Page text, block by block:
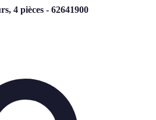
4 pièces - 62641900